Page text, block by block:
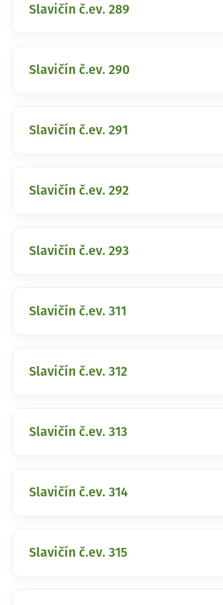
Slavičín č.ev. 289
Slavičín č.ev. 290
Slavičín č.ev. 291
Slavičín č.ev. 292
Slavičín č.ev. 293
Slavičín č.ev. 311
Slavičín č.ev. 312
Slavičín č.ev. 313
Slavičín č.ev. 314
Slavičín č.ev. 315